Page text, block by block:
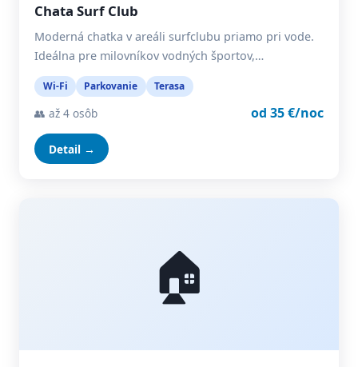
Chata Surf Club
Moderná chatka v areáli surfclubu priamo pri vode.
Ideálna pre milovníkov vodných športov,…
Wi-Fi Parkovanie Terasa
👥 až 4 osôb od 35 €/noc
Detail →
🏠